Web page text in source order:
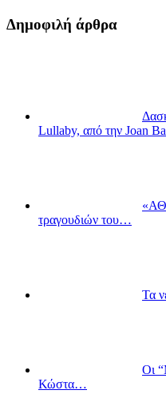
Δημοφιλή άρθρα
Lullaby, από την Joan
τραγουδιών του…
Τα
Οι
Κώστα…